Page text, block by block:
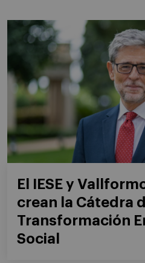
El IESE y
crean la Cátedra
Transformación
Social